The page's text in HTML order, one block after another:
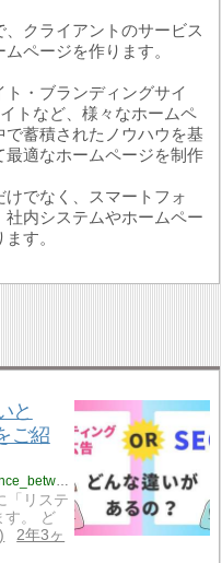
クライアントのサービス
ページを作ります。
・ブランディングサイ
トなど、様々なホームペ
蓄積されたノウハウを基
適なホームページを制作
でなく、スマートフォ
内システムやホームペー
す。
と
ご紹
「リステ
す。 ど
2年3ヶ